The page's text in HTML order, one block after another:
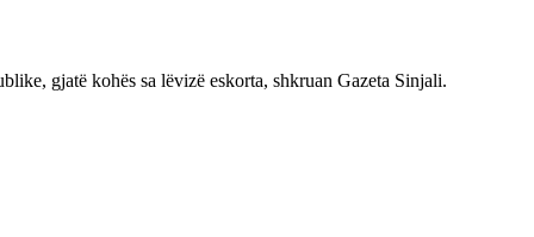
gjatë kohës sa lëvizë eskorta, shkruan Gazeta Sinjali.